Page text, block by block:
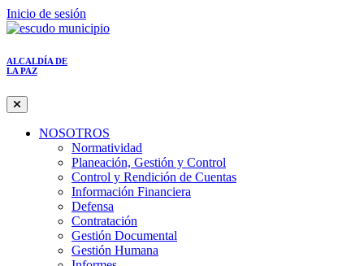
Inicio de sesión
ALCALDÍA DE
LA PAZ
NOSOTROS
Normatividad
Planeación, Gestión y Control
Control y Rendición de Cuentas
Información Financiera
Defensa
Contratación
Gestión Documental
Gestión Humana